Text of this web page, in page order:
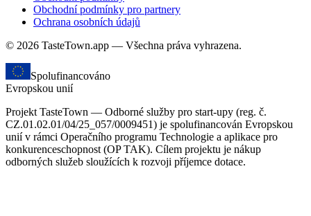
Obchodní podmínky pro partnery
Ochrana osobních údajů
© 2026 TasteTown.app — Všechna práva vyhrazena.
Spolufinancováno
Evropskou unií
Projekt TasteTown — Odborné služby pro start-upy (reg. č.
CZ.01.02.01/04/25_057/0009451) je spolufinancován Evropskou
unií v rámci Operačního programu Technologie a aplikace pro
konkurenceschopnost (OP TAK). Cílem projektu je nákup
odborných služeb sloužících k rozvoji příjemce dotace.